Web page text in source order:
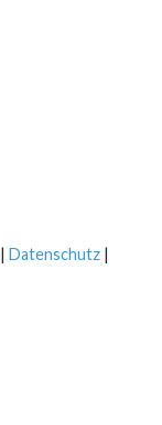
| Datenschutz |